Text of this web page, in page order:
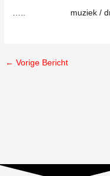
….. muziek /
← Vorige Bericht